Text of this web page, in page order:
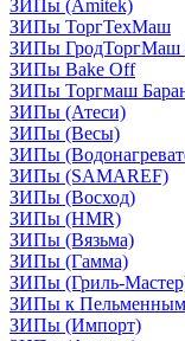
ЗИПы (Amitek)
ЗИПы ТоргТехМаш
ЗИПы ГродТоргМаш
ЗИПы Bake Off
ЗИПы Торгмаш
ЗИПы (Атеси)
ЗИПы (Весы)
ЗИПы
ЗИПы (SAMAREF)
ЗИПы (Восход)
ЗИПы (HMR)
ЗИПы (Вязьма)
ЗИПы (Гамма)
ЗИПы (Гриль-
ЗИПы к Пельменным
ЗИПы (Импорт)